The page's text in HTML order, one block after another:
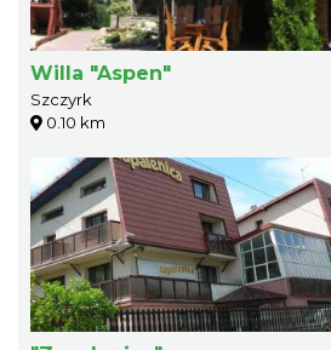
Willa "Aspen"
Szczyrk
0.10 km